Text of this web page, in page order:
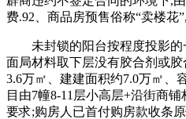
费.92、商品房预售俗称“卖楼花
未封锁的阳台按程度投影的
面局材料取下层没有胶合剂或
3.6万㎡、建建面积约7.0万㎡、
目由7幢8-11层小高层+沿街商
要求;购房人已首付购房款收条